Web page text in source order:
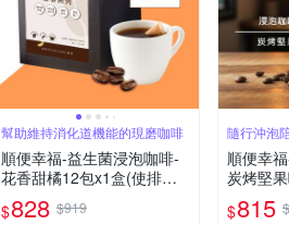
幫助維持消化道機能的現磨咖啡
順便幸福-益生菌浸泡咖啡-
花香甜橘12包x1盒(使排便
順暢 乳酸菌)
$828 $919
隨行沖泡
順便幸
炭烤堅
冷萃 咖
$815